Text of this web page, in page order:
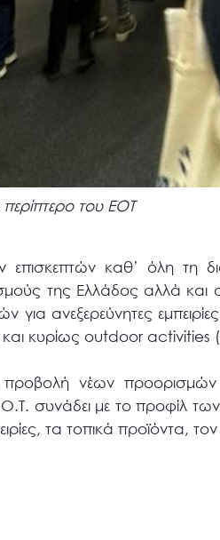
του ΕΟΤ
επισκεπτών καθ’ όλη τη
της Ελλάδος αλλά και
ανεξερεύνητες
κυρίως outdoor activities
νέων προορισμών
συνάδει με το προφίλ
τα τοπικά προϊόντα,